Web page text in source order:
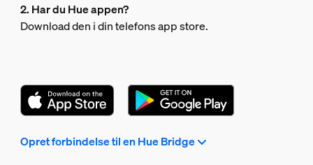
2. Har du Hue appen?
Download den i din telefons app store.
Opret forbindelse til en Hue Bridge